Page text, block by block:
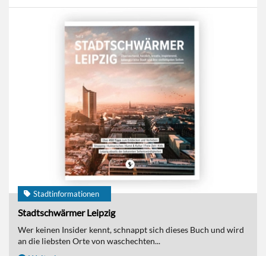
Stadtinformationen
Stadtschwärmer Leipzig
Wer keinen Insider kennt, schnappt sich dieses Buch und wird
an die liebsten Orte von waschechten...